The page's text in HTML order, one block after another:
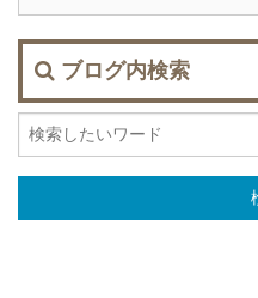
ブログ内検索